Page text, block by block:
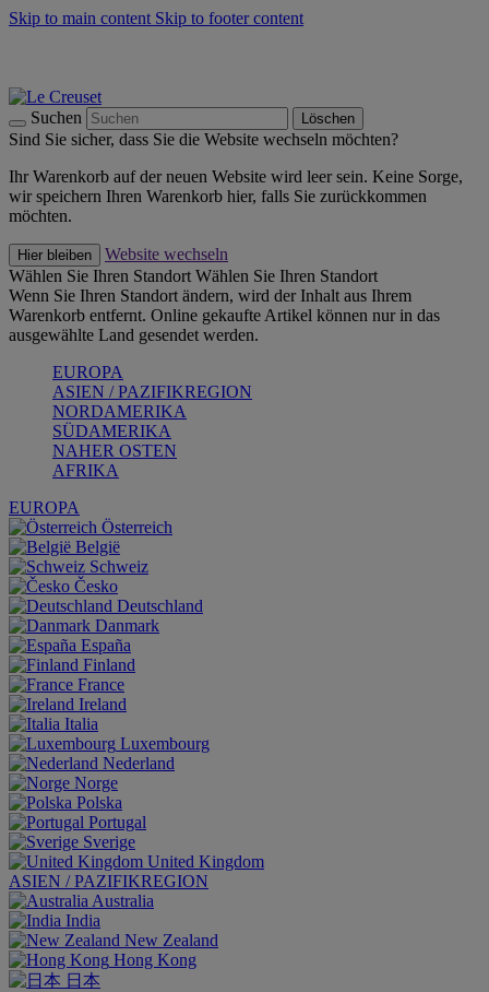
Skip to main content Skip to footer content
Suchen Löschen
Sind Sie sicher, dass Sie die Website wechseln möchten?
Ihr Warenkorb auf der neuen Website wird leer sein. Keine Sorge,
wir speichern Ihren Warenkorb hier, falls Sie zurückkommen
möchten.
Hier bleiben
Website wechseln
Wählen Sie Ihren Standort Wählen Sie Ihren Standort
Wenn Sie Ihren Standort ändern, wird der Inhalt aus Ihrem
Warenkorb entfernt. Online gekaufte Artikel können nur in das
ausgewählte Land gesendet werden.
EUROPA
ASIEN / PAZIFIKREGION
NORDAMERIKA
SÜDAMERIKA
NAHER OSTEN
AFRIKA
EUROPA
Österreich
België
Schweiz
Česko
Deutschland
Danmark
España
Finland
France
Ireland
Italia
Luxembourg
Nederland
Norge
Polska
Portugal
Sverige
United Kingdom
ASIEN / PAZIFIKREGION
Australia
India
New Zealand
Hong Kong
日本